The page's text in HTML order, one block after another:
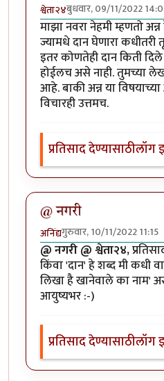
श्वेता२४बुधवार, 09/11/2022
माझा नवरा नेहमी म्हणतो
ज्यामधे दान घेणारा कधीतरी
इतर कोणतेही दान किती दिले
होईलच असे नाही. तुमच्या
आहे. बाकी अन्न या
विचारही उत्तमच.
प्रतिसाद देण्यासाठीलॉग
@ नगरी
अनिंद्यगुरुवार, 10/11/2022 11:15
@ नगरी @ श्वेता२४,
किंवा 'दान' हे शब्द मी कधी
लिखा है खानेवाले का
आयुष्यभर :-)
प्रतिसाद देण्यासाठीलॉग